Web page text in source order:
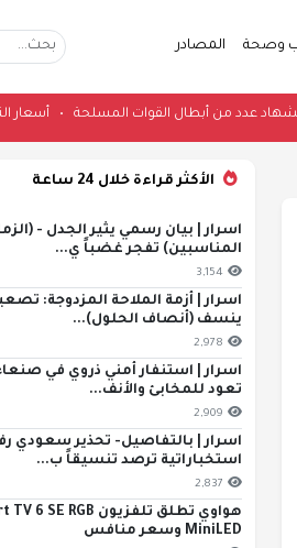
وصحة المصادر
باستشهاد عدد من أبطال القوات المسلحة
الأكثر قراءة خلال 24 ساعة
اسرار | بيان رسمي يثير الجدل -
المناسبين) تفجر غضباً ي...
3,154
اسرار | أزمة الملاحة المزدوجة:
ينسف (أنصاف الحلول)...
2,978
اسرار | استنفار أمني ذروي في
تعود للمخابئ والأنف...
2,909
اسرار | بالتفاصيل- تحذير سعودي
استخباراتية ترصد تنسيقاً ب...
2,837
MiniLED وسعر منافس